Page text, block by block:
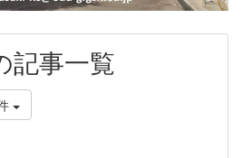
記事一覧